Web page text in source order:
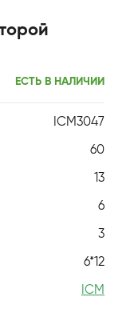
ЕСТЬ В НАЛИЧИИ
ICM3047
60
13
6
3
6*12
ICM